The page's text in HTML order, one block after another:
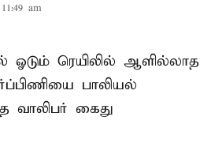
am
ஓடும் ரெயிலில் ஆளில்லாத
பாலியல்
கைது